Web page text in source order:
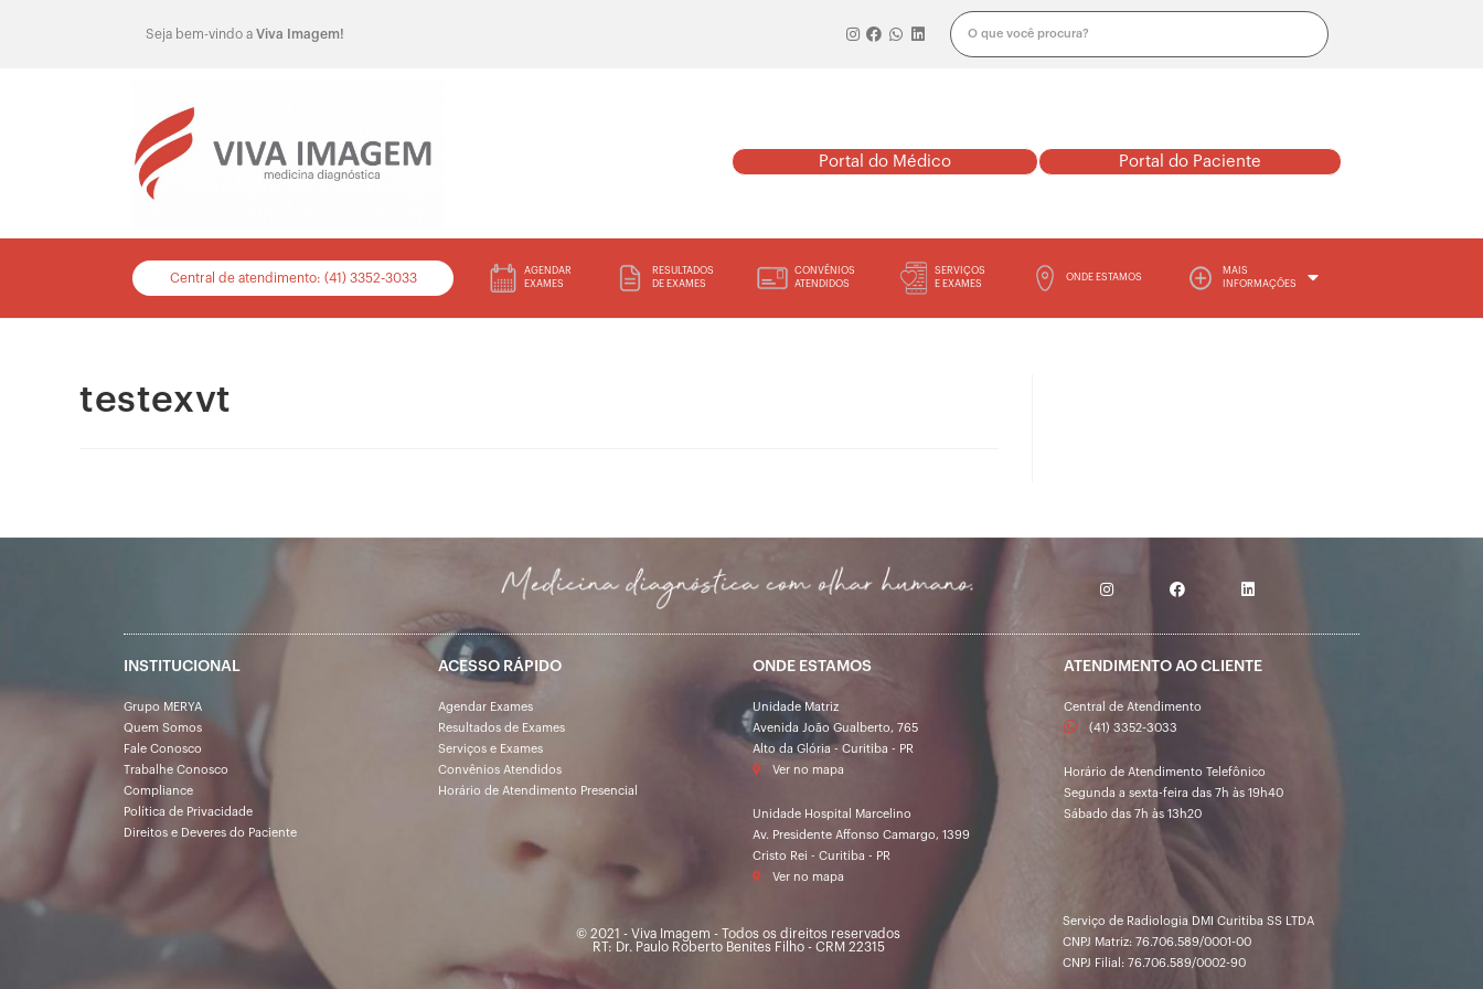
Seja bem-vindo a Viva Imagem!
Portal do Médico Portal do Paciente
Central de atendimento: (41) 3352-3033
AGENDAR
EXAMES
RESULTADOS
DE EXAMES
CONVÊNIOS
ATENDIDOS
SERVIÇOS
E EXAMES
ONDE ESTAMOS
MAIS
INFORMAÇÕES
testexvt
INSTITUCIONAL
Grupo MERYA
Quem Somos
Fale Conosco
Trabalhe Conosco
Compliance
Política de Privacidade
Direitos e Deveres do Paciente
ACESSO RÁPIDO
Agendar Exames
Resultados de Exames
Serviços e Exames
Convênios Atendidos
Horário de Atendimento Presencial
ONDE ESTAMOS
Unidade Matriz
Avenida João Gualberto, 765
Alto da Glória - Curitiba - PR
Ver no mapa
Unidade Hospital Marcelino
Av. Presidente Affonso Camargo, 1399
Cristo Rei - Curitiba - PR
Ver no mapa
ATENDIMENTO AO CLIENTE
Central de Atendimento
(41) 3352-3033
Horário de Atendimento Telefônico
Segunda a sexta-feira das 7h às 19h40
Sábado das 7h às 13h20
© 2021 - Viva Imagem - Todos os direitos reservados
RT: Dr. Paulo Roberto Benites Filho - CRM 22315
Serviço de Radiologia DMI Curitiba SS LTDA
CNPJ Matriz: 76.706.589/0001-00
CNPJ Filial: 76.706.589/0002-90